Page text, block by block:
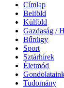
Címlap
Belföld
Külföld
Gazdaság /
Bűnügy
Sport
Sztárhírek
Életmód
Tudomány